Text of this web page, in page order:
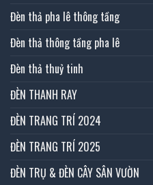
Đèn thả pha lê thông tầng
Đèn thả thông tầng pha lê
Đèn thả thuỷ tinh
ĐÈN THANH RAY
ĐÈN TRANG TRÍ 2024
ĐÈN TRANG TRÍ 2025
ĐÈN TRỤ & ĐÈN CÂY SÂN VƯỜN